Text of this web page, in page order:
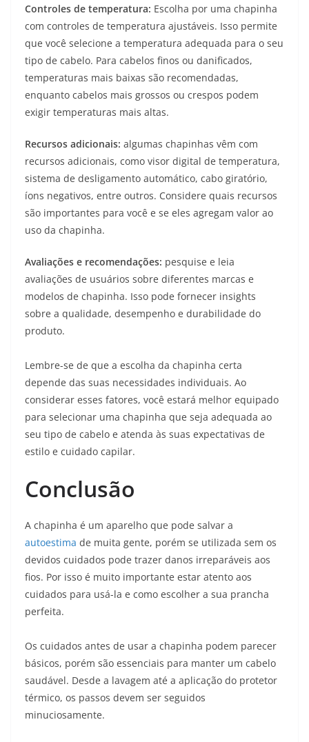
Controles de temperatura: Escolha por uma chapinha
com controles de temperatura ajustáveis. Isso permite
que você selecione a temperatura adequada para o seu
tipo de cabelo. Para cabelos finos ou danificados,
temperaturas mais baixas são recomendadas,
enquanto cabelos mais grossos ou crespos podem
exigir temperaturas mais altas.
Recursos adicionais: algumas chapinhas vêm com
recursos adicionais, como visor digital de temperatura,
sistema de desligamento automático, cabo giratório,
íons negativos, entre outros. Considere quais recursos
são importantes para você e se eles agregam valor ao
uso da chapinha.
Avaliações e recomendações: pesquise e leia
avaliações de usuários sobre diferentes marcas e
modelos de chapinha. Isso pode fornecer insights
sobre a qualidade, desempenho e durabilidade do
produto.
Lembre-se de que a escolha da chapinha certa
depende das suas necessidades individuais. Ao
considerar esses fatores, você estará melhor equipado
para selecionar uma chapinha que seja adequada ao
seu tipo de cabelo e atenda às suas expectativas de
estilo e cuidado capilar.
Conclusão
A chapinha é um aparelho que pode salvar a
autoestima de muita gente, porém se utilizada sem os
devidos cuidados pode trazer danos irreparáveis aos
fios. Por isso é muito importante estar atento aos
cuidados para usá-la e como escolher a sua prancha
perfeita.
Os cuidados antes de usar a chapinha podem parecer
básicos, porém são essenciais para manter um cabelo
saudável. Desde a lavagem até a aplicação do protetor
térmico, os passos devem ser seguidos
minuciosamente.